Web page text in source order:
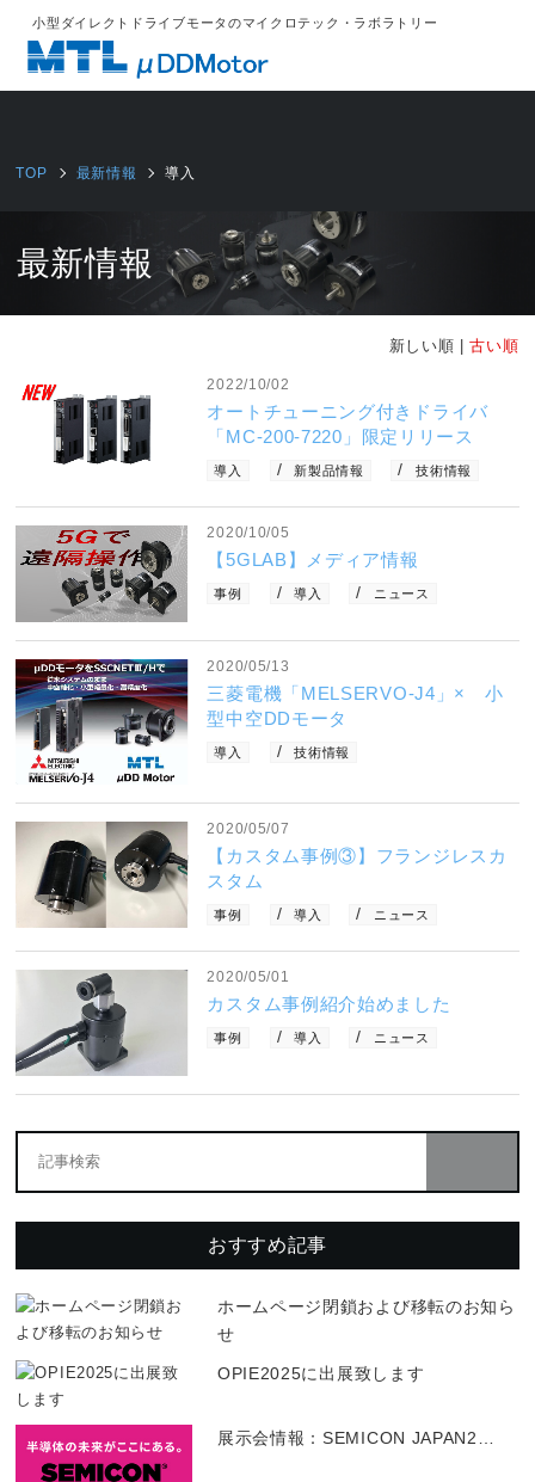
%{FACEBOOKSCRIPT}%
小型ダイレクトドライブモータのマイクロテック・ラボラトリー
TOP 最新情報 導入
最新情報
新しい順 |古い順
2022/10/02
オートチューニング付きドライバ
「MC-200-7220」限定リリース
導入 新製品情報 技術情報
2020/10/05
【5GLAB】メディア情報
事例 導入 ニュース
2020/05/13
三菱電機「MELSERVO-J4」× 小
型中空DDモータ
導入 技術情報
2020/05/07
【カスタム事例③】フランジレスカ
スタム
事例 導入 ニュース
2020/05/01
カスタム事例紹介始めました
事例 導入 ニュース
おすすめ記事
ホームページ閉鎖および移転のお知ら
せ
OPIE2025に出展致します
展示会情報：SEMICON JAPAN2